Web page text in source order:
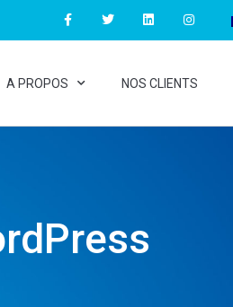
A PROPOS NOS CLIENTS